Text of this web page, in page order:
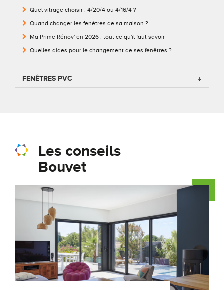
Quel vitrage choisir : 4/20/4 ou 4/16/4 ?
Quand changer les fenêtres de sa maison ?
Ma Prime Rénov' en 2026 : tout ce qu'il faut savoir
Quelles aides pour le changement de ses fenêtres ?
FENÊTRES PVC
Les conseils
Bouvet